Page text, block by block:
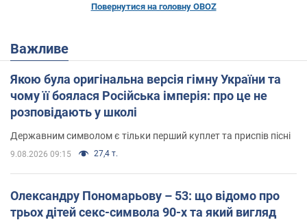
Повернутися на головну OBOZ
Важливе
Якою була оригінальна версія гімну України та
чому її боялася Російська імперія: про це не
розповідають у школі
Державним символом є тільки перший куплет та приспів пісні
9.08.2026 09:15 27,4 т.
Олександру Пономарьову – 53: що відомо про
трьох дітей секс-символа 90-х та який вигляд